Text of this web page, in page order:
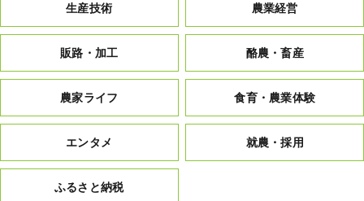
生産技術 農業経営
販路・加工 酪農・畜産
農家ライフ 食育・農業体験
エンタメ 就農・採用
ふるさと納税